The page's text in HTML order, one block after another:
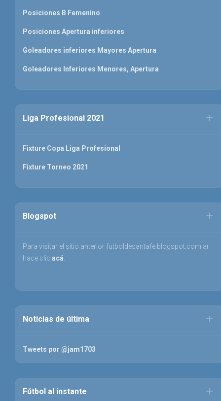
Posiciones B Femenino
Posiciones Apertura inferiores
Goleadores inferiores Mayores Apertura
Goleadores Inferiores Menores, Apertura
Liga Profesional 2021
Fixture Copa Liga Profesional
Fixture Torneo 2021
Blogspot
Para visitar el sitio anterior futboldesantafe.blogspot.com.ar
hace clic acá
Noticias de última
Tweets por @jam1703
Fútbol al instante